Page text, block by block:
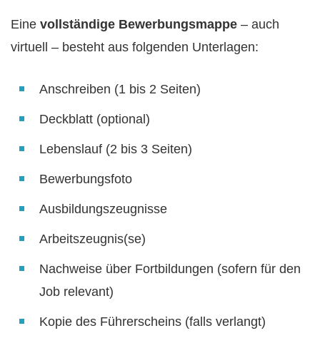
Eine vollständige Bewerbungsmappe – auch
virtuell – besteht aus folgenden Unterlagen:
Anschreiben (1 bis 2 Seiten)
Deckblatt (optional)
Lebenslauf (2 bis 3 Seiten)
Bewerbungsfoto
Ausbildungszeugnisse
Arbeitszeugnis(se)
Nachweise über Fortbildungen (sofern für den
Job relevant)
Kopie des Führerscheins (falls verlangt)